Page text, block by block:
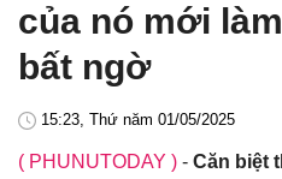
của nó mới
bất ngờ
15:23, Thứ năm 01/05/2025
( PHUNUTODAY ) - Căn biệt